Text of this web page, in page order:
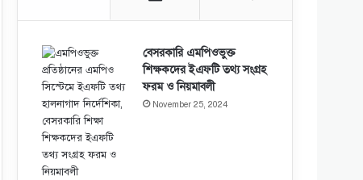
বেসরকারি এমপিওভুক্ত
শিক্ষকদের ইএফটি তথ্য সংগ্রহ
ফরম ও নিয়মাবলী
November 25, 2024